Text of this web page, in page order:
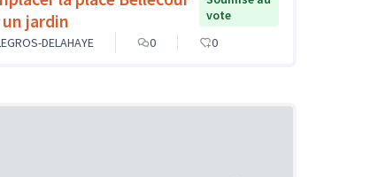
jardin
vote
DELAHAYE
0 0